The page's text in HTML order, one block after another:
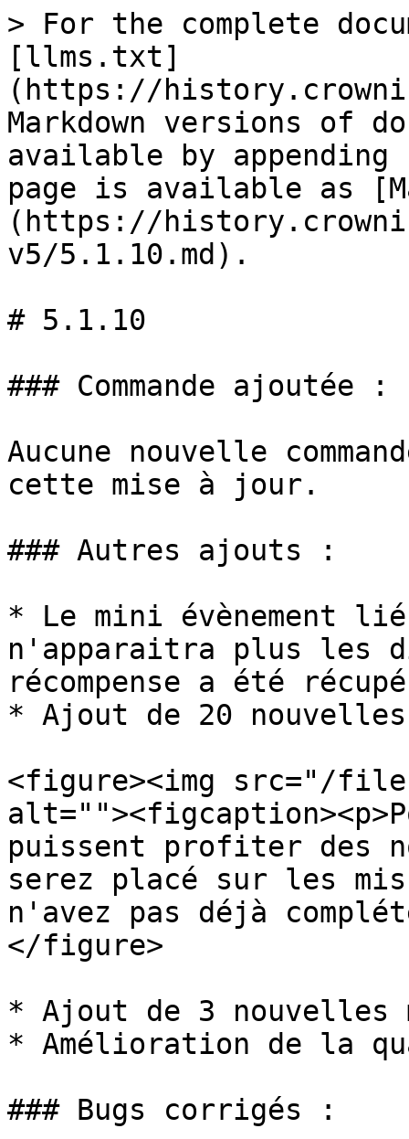
> For the complete
[llms.txt]
(https://
Markdown versions of
available by
page is available as
(https://
v5/5.1.10.md).
# 5.1.10
### Commande ajoutée :
Aucune nouvelle
cette mise à jour.
### Autres ajouts :
* Le mini évènement
n'apparaitra plus les
récompense a été
* Ajout de 20 nouvelles
<figure><img src="/files/
puissent profiter des
serez placé sur les
n'avez pas déjà
</figure>
* Ajout de 3 nouvelles
* Amélioration de la
### Bugs corrigés :